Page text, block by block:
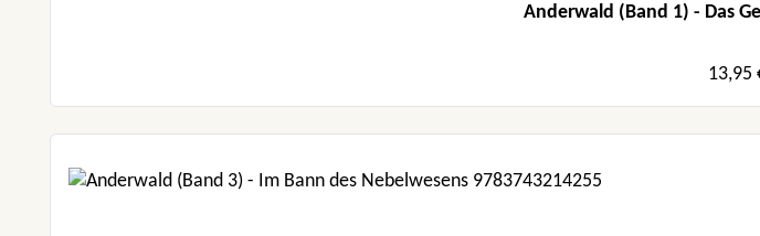
Anderwald (Band 1) - Das
13,95